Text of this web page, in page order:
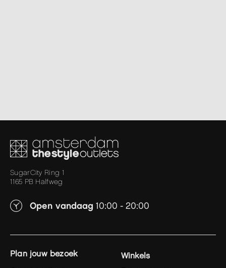
SugarCity Ring 1
1165 PB Halfweg
Open vandaag 10:00 - 20:00
plan jouw bezoek Winkels